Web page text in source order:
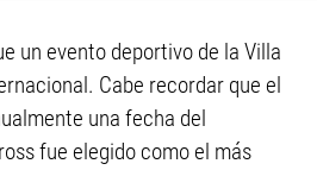
un evento deportivo de la Villa
Cabe recordar que el
una fecha del
fue elegido como el más